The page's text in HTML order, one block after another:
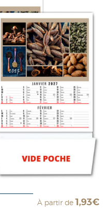
À partir de 1,93€